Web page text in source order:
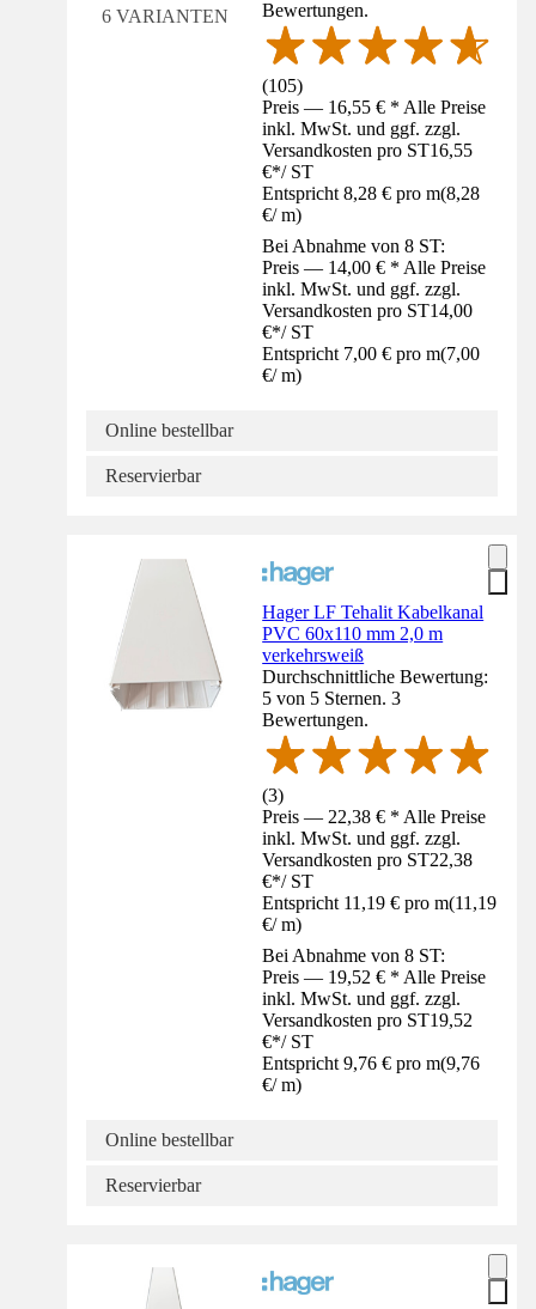
6 VARIANTEN
Bewertungen.
(105)
Preis — 16,55 € * Alle Preise
inkl. MwSt. und ggf. zzgl.
Versandkosten pro ST16,55
€*/ ST
Entspricht 8,28 € pro m(8,28
€/ m)
Bei Abnahme von 8 ST:
Preis — 14,00 € * Alle Preise
inkl. MwSt. und ggf. zzgl.
Versandkosten pro ST14,00
€*/ ST
Entspricht 7,00 € pro m(7,00
€/ m)
Online bestellbar
Reservierbar
Hager LF Tehalit Kabelkanal
PVC 60x110 mm 2,0 m
verkehrsweiß
Durchschnittliche Bewertung:
5 von 5 Sternen. 3
Bewertungen.
(3)
Preis — 22,38 € * Alle Preise
inkl. MwSt. und ggf. zzgl.
Versandkosten pro ST22,38
€*/ ST
Entspricht 11,19 € pro m(11,19
€/ m)
Bei Abnahme von 8 ST:
Preis — 19,52 € * Alle Preise
inkl. MwSt. und ggf. zzgl.
Versandkosten pro ST19,52
€*/ ST
Entspricht 9,76 € pro m(9,76
€/ m)
Online bestellbar
Reservierbar